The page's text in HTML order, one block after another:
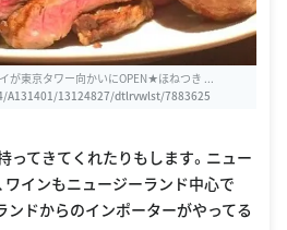
が東京タワー向かいにOPEN★ほねつき ...
A131401/13124827/dtlrvwlst/7883625
ってきてくれたりもします。ニュー
ワインもニュージーランド中心で
ンドからのインポーターがやってる